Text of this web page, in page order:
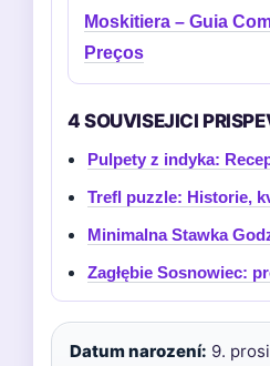
Moskitiera – Guia
Preços
4 SOUVISEJICI
Pulpety z indyka:
Trefl puzzle: Historie,
Minimalna Stawka
Zagłębie Sosnowiec:
Datum narození: 9.